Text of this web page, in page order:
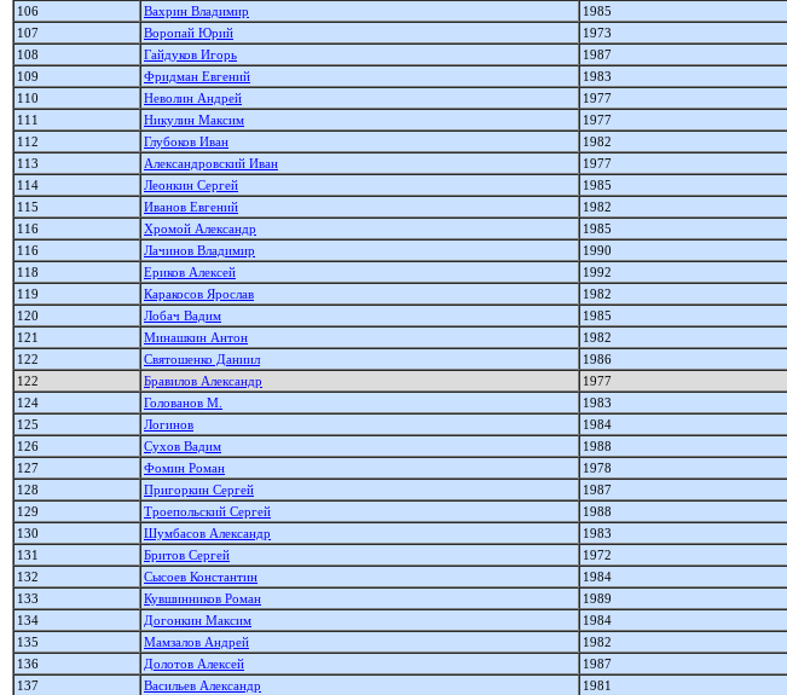
106
Вахрин Владимир 1985
107
Воропай Юрий 1973
108
Гайдуков Игорь 1987
109
Фридман Евгений 1983
110
Неволин Андрей 1977
111
Никулин Максим 1977
112
Глубоков Иван 1982
113
Александровский Иван 1977
114
Леонкин Сергей 1985
115
Иванов Евгений 1982
116
Хромой Александр 1985
116
Лачинов Владимир 1990
118
Ериков Алексей 1992
119
Каракосов Ярослав 1982
120
Лобач Вадим 1985
121
Минашкин Антон 1982
122
Святошенко Даниил 1986
122
Бравилов Александр 1977
124
Голованов М. 1983
125
Логинов 1984
126
Сухов Вадим 1988
127
Фомин Роман 1978
128
Пригоркин Сергей 1987
129
Троепольский Сергей 1988
130
Шумбасов Александр 1983
131
Бритов Сергей 1972
132
Сысоев Константин 1984
133
Кувшинников Роман 1989
134
Догонкин Максим 1984
135
Мамзалов Андрей 1982
136
Долотов Алексей 1987
137
Васильев Александр 1981